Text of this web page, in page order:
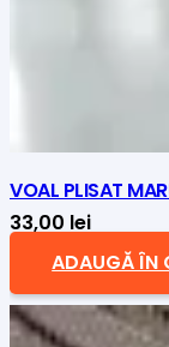
VOAL PLISAT
33,00 lei
ADAUGĂ ÎN